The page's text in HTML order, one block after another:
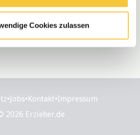
Cookies zulassen
•Jobs•Kontakt•Impressum
2026 Erzieher.de